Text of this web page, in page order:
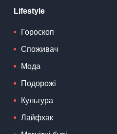
Lifestyle
Гороскоп
Споживач
Мода
Подорожі
Культура
Лайфхак